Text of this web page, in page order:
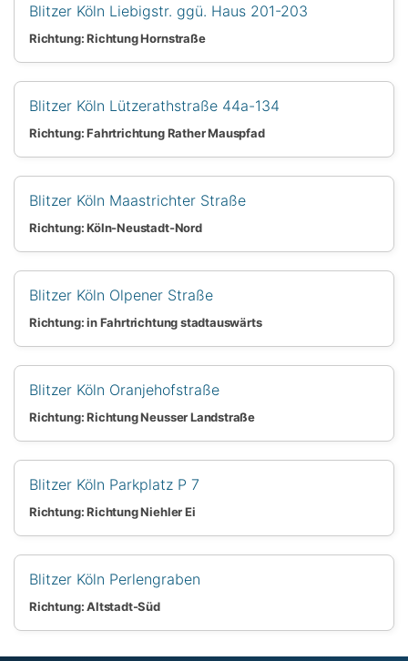
Blitzer Köln Liebigstr. ggü. Haus 201-203
Richtung: Richtung Hornstraße
Blitzer Köln Lützerathstraße 44a-134
Richtung: Fahrtrichtung Rather Mauspfad
Blitzer Köln Maastrichter Straße
Richtung: Köln-Neustadt-Nord
Blitzer Köln Olpener Straße
Richtung: in Fahrtrichtung stadtauswärts
Blitzer Köln Oranjehofstraße
Richtung: Richtung Neusser Landstraße
Blitzer Köln Parkplatz P 7
Richtung: Richtung Niehler Ei
Blitzer Köln Perlengraben
Richtung: Altstadt-Süd